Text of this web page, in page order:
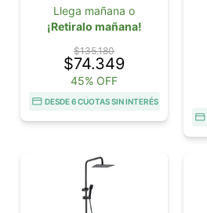
Llega mañana o
¡Retiralo mañana!
$135.180
$74.349
45% OFF
DESDE 6 CUOTAS SIN INTERÉS